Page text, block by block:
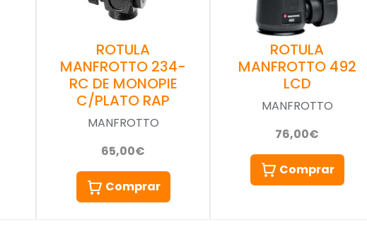
ROTULA
MANFROTTO 234-
RC DE MONOPIE
C/PLATO RAP
MANFROTTO
65,00€
Comprar
ROTULA
MANFROTTO 492
LCD
MANFROTTO
76,00€
Comprar